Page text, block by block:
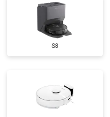
S8